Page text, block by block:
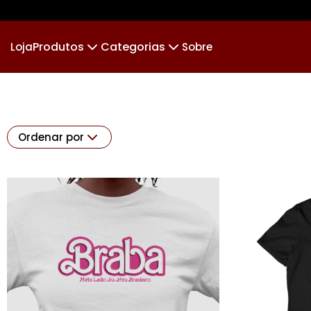
LojaProdutos
Suéter Moletom
Categorias Sobre
Ordenar por